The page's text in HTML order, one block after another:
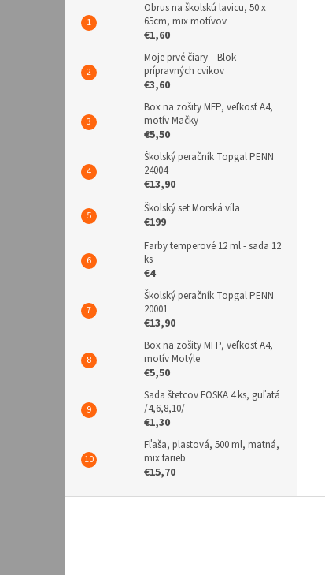
Obrus na školskú lavicu, 50 x
65cm, mix motívov
€1,60
Moje prvé čiary – Blok
prípravných cvikov
€3,60
Box na zošity MFP, veľkosť A4,
motív Mačky
€5,50
Školský peračník Topgal PENN
24004
€13,90
Školský set Morská víla
€199
Farby temperové 12 ml - sada 12
ks
€4
Školský peračník Topgal PENN
20001
€13,90
Box na zošity MFP, veľkosť A4,
motív Motýle
€5,50
Sada štetcov FOSKA 4 ks, guľatá
/4,6,8,10/
€1,30
Fľaša, plastová, 500 ml, matná,
mix farieb
€15,70